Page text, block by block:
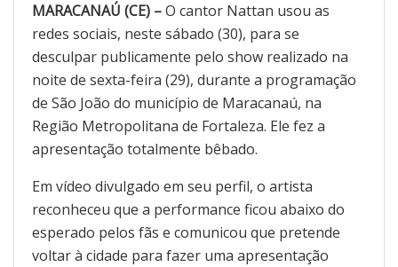
MARACANAÚ (CE) –O cantor Nattan usou as
redes sociais, neste sábado (30), para se
desculpar publicamente pelo show realizado na
noite de sexta-feira (29), durante a programação
de São João do município de Maracanaú, na
Região Metropolitana de Fortaleza. Ele fez a
apresentação totalmente bêbado.
Em vídeo divulgado em seu perfil, o artista
reconheceu que a performance ficou abaixo do
esperado pelos fãs e comunicou que pretende
voltar à cidade para fazer uma apresentação